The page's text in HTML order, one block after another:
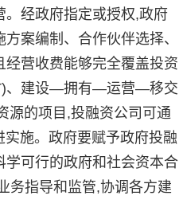
。经政府指定或授权,政府
案编制、合作伙伴选择、
营收费能够完全覆盖投资
、建设—拥有—运营—移交
源的项目,投融资公司可通
施。政府要赋予政府投融
可行的政府和社会资本合
务指导和监管,协调各方建